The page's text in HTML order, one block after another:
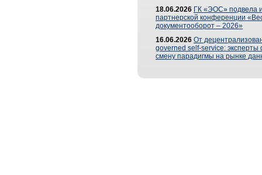
18.06.2026 ГК «ЭОС» подвела
партнерской конференции
документооборот – 2026»
16.06.2026 От
governed self-service: эксперты
смену парадигмы на рынке